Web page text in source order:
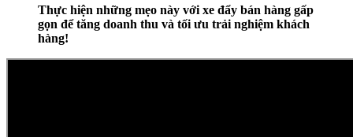
Thực hiện những mẹo này với xe đẩy bán hàng gấp
gọn để tăng doanh thu và tối ưu trải nghiệm khách
hàng!